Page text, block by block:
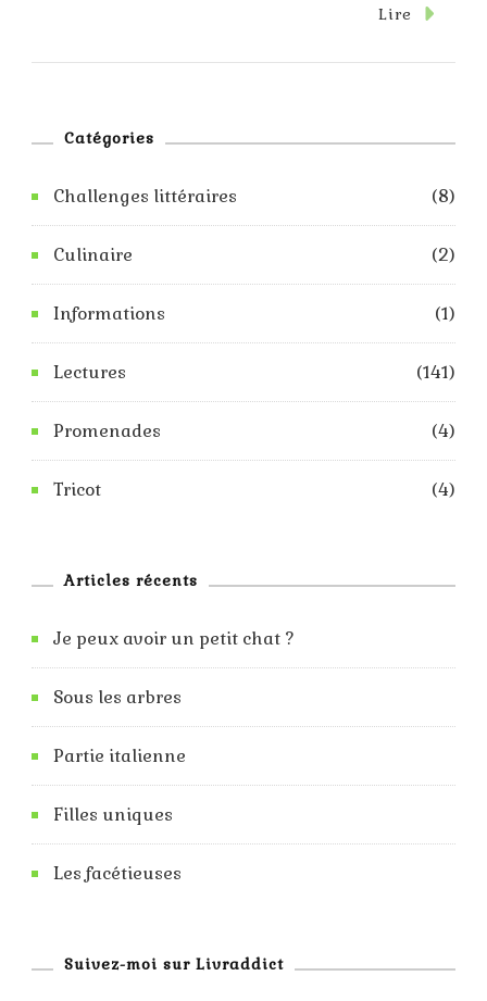
Hunger
Lire
Catégories
Challenges littéraires (8)
Culinaire (2)
Informations (1)
Lectures (141)
Promenades (4)
Tricot (4)
Articles récents
Je peux avoir un petit chat ?
Sous les arbres
Partie italienne
Filles uniques
Les facétieuses
Suivez-moi sur Livraddict